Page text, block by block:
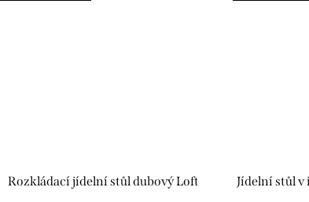
Rozkládací jídelní stůl dubový Loft Jídelní stůl